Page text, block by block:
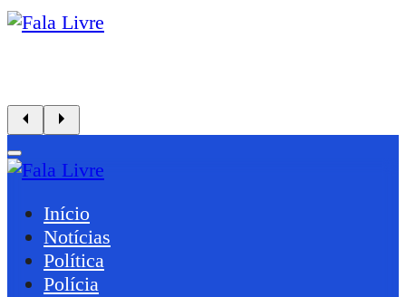
Início
Notícias
Política
Polícia